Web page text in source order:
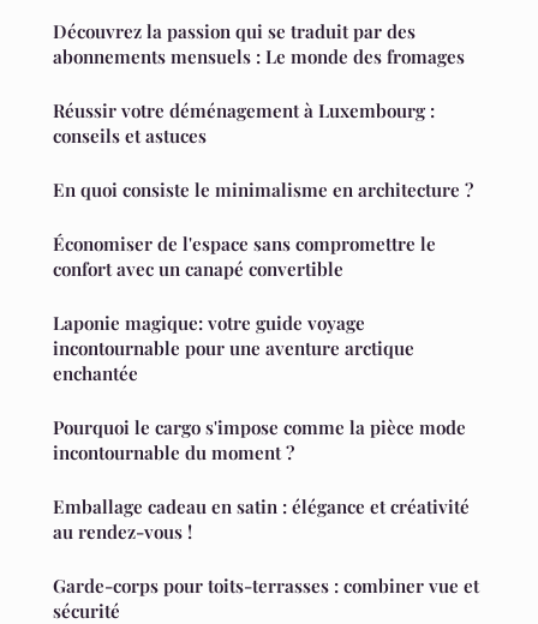
Découvrez la passion qui se traduit par des
abonnements mensuels : Le monde des fromages
Réussir votre déménagement à Luxembourg :
conseils et astuces
En quoi consiste le minimalisme en architecture ?
Économiser de l'espace sans compromettre le
confort avec un canapé convertible
Laponie magique: votre guide voyage
incontournable pour une aventure arctique
enchantée
Pourquoi le cargo s'impose comme la pièce mode
incontournable du moment ?
Emballage cadeau en satin : élégance et créativité
au rendez-vous !
Garde-corps pour toits-terrasses : combiner vue et
sécurité